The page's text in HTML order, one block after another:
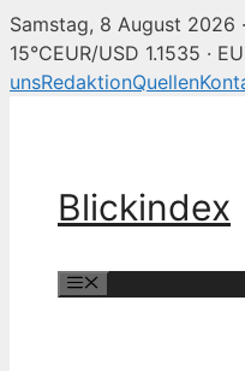
Samstag, 8 August 2026 ·
15°CEUR/USD 1.1535 ·
unsRedaktionQuellen
Blickindex